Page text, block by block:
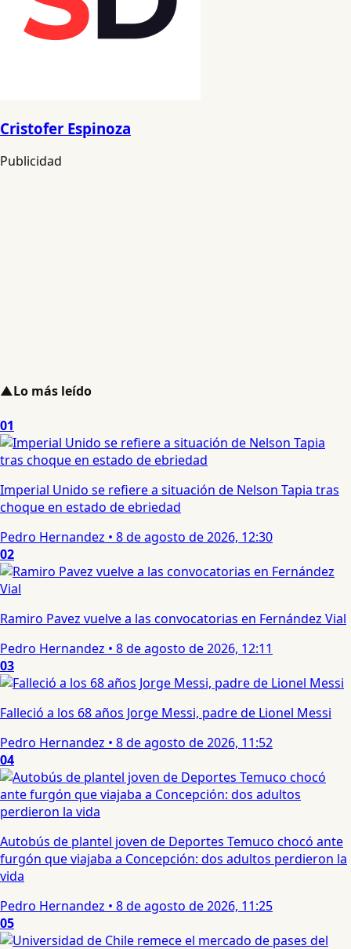
Cristofer Espinoza
Publicidad
▲Lo más leído
01
Imperial Unido se refiere a situación de Nelson Tapia tras
choque en estado de ebriedad
Pedro Hernandez • 8 de agosto de 2026, 12:30
02
Ramiro Pavez vuelve a las convocatorias en Fernández Vial
Pedro Hernandez • 8 de agosto de 2026, 12:11
03
Falleció a los 68 años Jorge Messi, padre de Lionel Messi
Pedro Hernandez • 8 de agosto de 2026, 11:52
04
Autobús de plantel joven de Deportes Temuco chocó ante
furgón que viajaba a Concepción: dos adultos perdieron la
vida
Pedro Hernandez • 8 de agosto de 2026, 11:25
05